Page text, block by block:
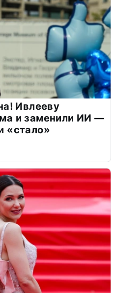
Ивлееву
и заменили ИИ —
«стало»